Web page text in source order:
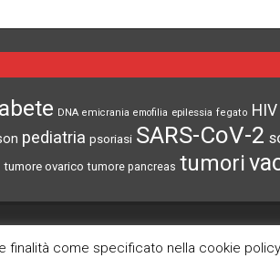
DNA emicrania emofilia epilessia fegato HIV
pediatria psoriasi SARS-CoV-2
tumore ovarico tumore pancreas tumori
CI TROVI
finalità come specificato nella cookie